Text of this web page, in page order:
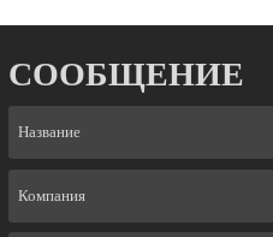
СООБЩЕНИЕ